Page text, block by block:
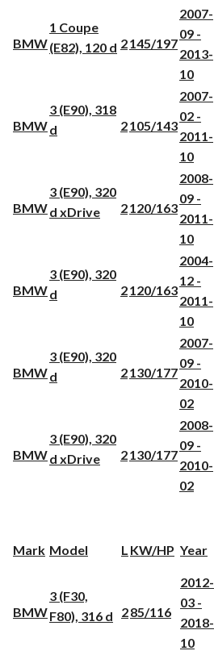
BMW
1 Coupe
(E82), 120 d 2145/197
2007-
09 -
2013-
10
BMW
3 (E90), 318
d
2105/143
2007-
02 -
2011-
10
BMW
3 (E90), 320
d xDrive
2120/163
2008-
09 -
2011-
10
BMW
3 (E90), 320
d
2120/163
2004-
12 -
2011-
10
BMW
3 (E90), 320
d
2130/177
2007-
09 -
2010-
02
BMW
3 (E90), 320
d xDrive
2130/177
2008-
09 -
2010-
02
Mark Model L KW/HP Year
BMW
3 (F30,
F80), 316 d
285/116
2012-
03 -
2018-
10